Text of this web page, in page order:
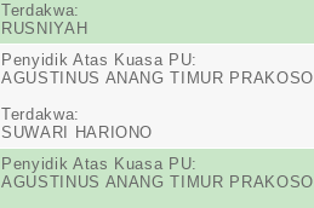
Terdakwa:
RUSNIYAH
Penyidik Atas Kuasa PU:
AGUSTINUS ANANG TIMUR PRAKOSO
Terdakwa:
SUWARI HARIONO
Penyidik Atas Kuasa PU:
AGUSTINUS ANANG TIMUR PRAKOSO